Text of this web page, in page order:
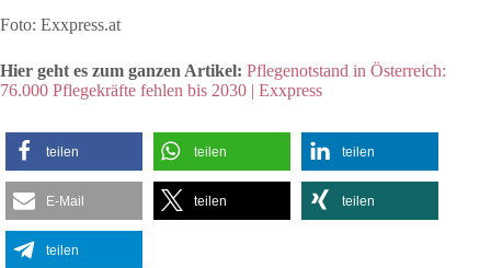
Foto: Exxpress.at
Hier geht es zum ganzen Artikel: Pflegenotstand in Österreich:
76.000 Pflegekräfte fehlen bis 2030 | Exxpress
teilen teilen teilen
E-Mail teilen teilen
teilen